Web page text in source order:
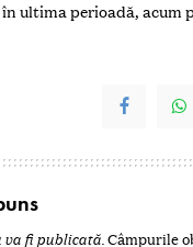
ultima perioadă, acum
va fi publicată.Câmpurile